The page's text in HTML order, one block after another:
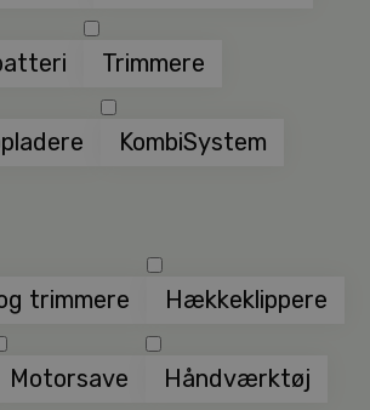
Trimmere
KombiSystem
trimmere Hækkeklippere
Motorsave Håndværktøj